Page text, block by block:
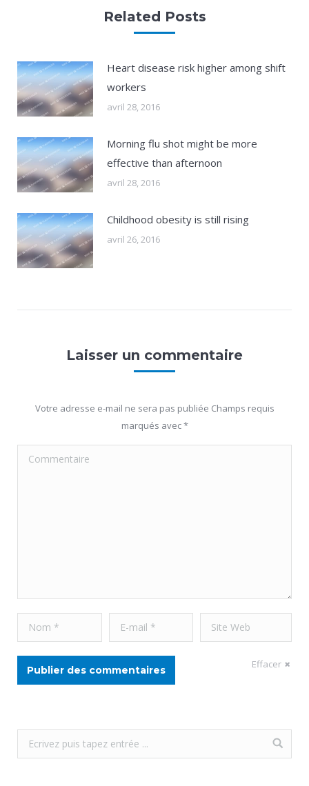
Related Posts
Heart disease risk higher among shift
workers
avril 28, 2016
Morning flu shot might be more
effective than afternoon
avril 28, 2016
Childhood obesity is still rising
avril 26, 2016
Laisser un commentaire
Votre adresse e-mail ne sera pas publiée Champs requis
marqués avec*
Commentaire
Nom * E-mail * Site Web
Effacer
Publier des commentaires